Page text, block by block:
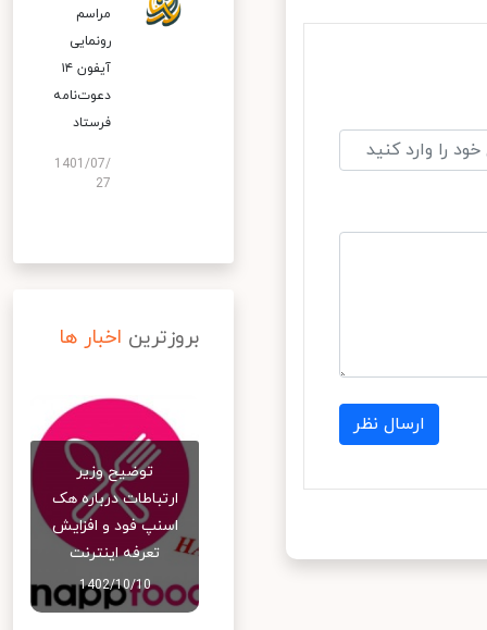
ارسال نظر
مراسم
رونمایی
آیفون ۱۴
دعوت‌نامه
فرستاد
1401/07/
27
بروزترین اخبار ها
توضیح وزیر
ارتباطات درباره هک
اسنپ‌ فود و افزایش
تعرفه اینترنت
1402/10/10